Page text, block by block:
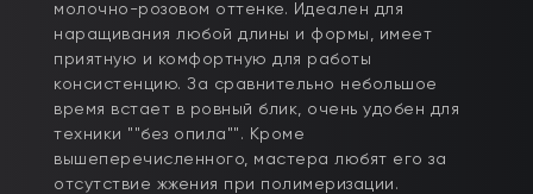
молочно-розовом оттенке. Идеален для
наращивания любой длины и формы, имеет
приятную и комфортную для работы
консистенцию. За сравнительно небольшое
время встает в ровный блик, очень удобен для
техники ""без опила"". Кроме
вышеперечисленного, мастера любят его за
отсутствие жжения при полимеризации.